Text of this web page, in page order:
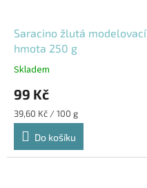
Saracino žlutá modelovací
hmota 250 g
Skladem
99 Kč
Měrná
cena:
39,60 Kč / 100 g
Do košíku